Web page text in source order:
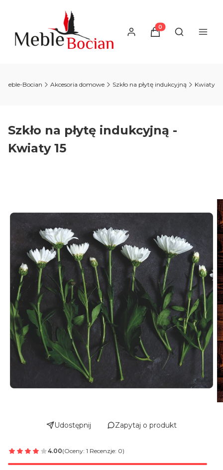
Produkty w
Otwórz
Meble-Bocian Akcesoria domowe Szkło na płytę indukcyjną Kwiaty
Szkło na płytę indukcyjną -
Kwiaty 15
Udostępnij Zapytaj o produkt
4.00(Oceny: 1 Recenzje: 0)